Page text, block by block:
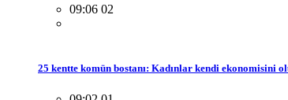
09:06 02
25 kentte komün bostanı: Kadınlar kendi ekonomisini